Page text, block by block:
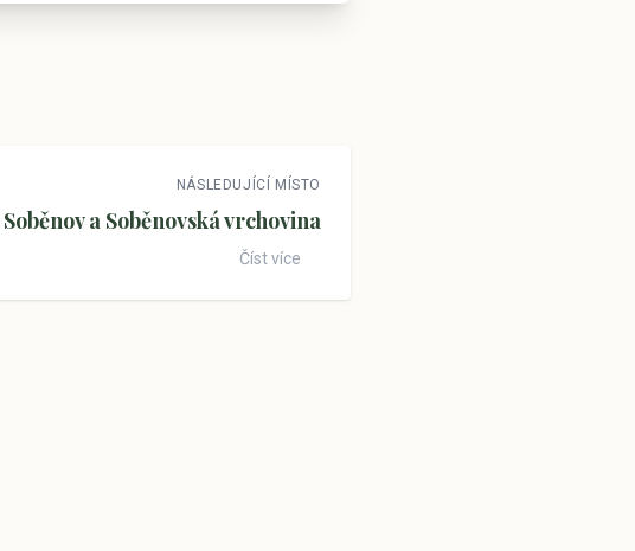
NÁSLEDUJÍCÍ MÍSTO
Soběnov a Soběnovská vrchovina
Číst více